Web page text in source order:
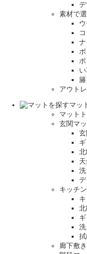
素材で
アウト
マッ
マット
玄関マ
キッチ
廊下敷き